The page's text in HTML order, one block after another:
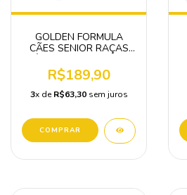
GOLDEN FORMULA
CÃES SENIOR RAÇAS
KG
R$189,90
3x deR$63,30sem juros